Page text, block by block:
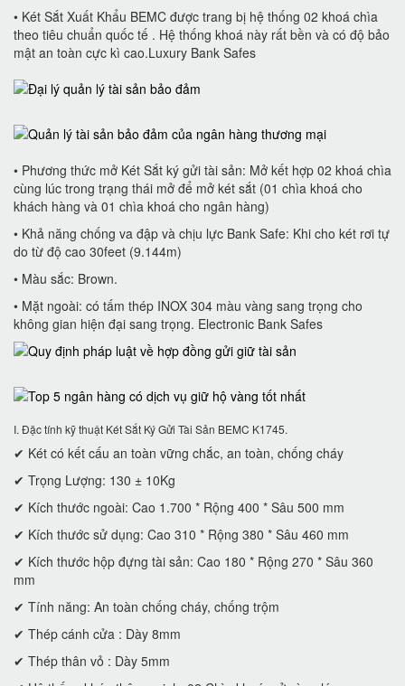
• Két Sắt Xuất Khẩu BEMC được trang bị hệ thống 02 khoá chìa
theo tiêu chuẩn quốc tế . Hệ thống khoá này rất bền và có độ bảo
mật an toàn cực kì cao.Luxury Bank Safes
• Phương thức mở Két Sắt ký gửi tài sản: Mở kết hợp 02 khoá chìa
cùng lúc trong trạng thái mở để mở két sắt (01 chìa khoá cho
khách hàng và 01 chìa khoá cho ngân hàng)
• Khả năng chống va đập và chịu lực Bank Safe: Khi cho két rơi tự
do từ độ cao 30feet (9.144m)
• Màu sắc: Brown.
• Mặt ngoài: có tấm thép INOX 304 màu vàng sang trọng cho
không gian hiện đại sang trọng. Electronic Bank Safes
I. Đặc tính kỹ thuật Két Sắt Ký Gửi Tài Sản BEMC K1745.
✔ Két có kết cấu an toàn vững chắc, an toàn, chống cháy
✔ Trọng Lượng: 130 ± 10Kg
✔ Kích thước ngoài: Cao 1.700 * Rộng 400 * Sâu 500 mm
✔ Kích thước sử dụng: Cao 310 * Rộng 380 * Sâu 460 mm
✔ Kích thước hộp đựng tài sản: Cao 180 * Rộng 270 * Sâu 360
mm
✔ Tính năng: An toàn chống cháy, chống trộm
✔ Thép cánh cửa : Dày 8mm
✔ Thép thân vỏ : Dày 5mm